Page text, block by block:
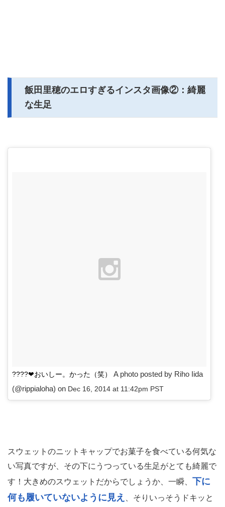
飯田里穂のエロすぎるインスタ画像②：綺麗
な生足
????❤おいしー。かった（笑）
A photo posted by Riho Iida
(@rippialoha) on Dec 16, 2014 at 11:42pm PST
スウェットのニットキャップでお菓子を食べている何気な
い写真ですが、その下にうつっている生足がとても綺麗で
す！大きめのスウェットだからでしょうか、一瞬、 下に
何も履いていないように見え
、そりいっそうドキッと